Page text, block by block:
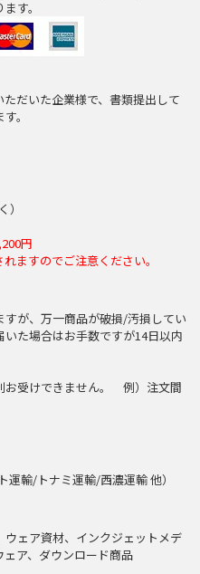
す。
だいた企業様で、書類提出して
。
円
ますのでご注意ください。
が、万一商品が破損/汚損してい
た場合はお手数ですが14日以内
お受けできません。 例）注文間
輸/トナミ運輸/西濃運輸 他）
ェア資材、インクジェットメデ
ア、ダウンロード商品